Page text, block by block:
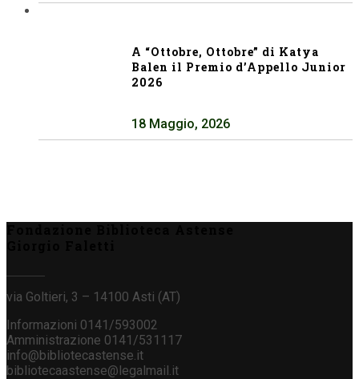
A “Ottobre, Ottobre” di Katya
Balen il Premio d’Appello Junior
2026
18 Maggio, 2026
via Goltieri, 3 – 14100 Asti (AT)
Informazioni 0141/593002
Amministrazione 0141/531117
info@bibliotecastense.it
bibliotecaastense@legalmail.it